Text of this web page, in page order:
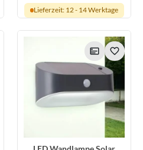
Lieferzeit: 12 - 14 Werktage